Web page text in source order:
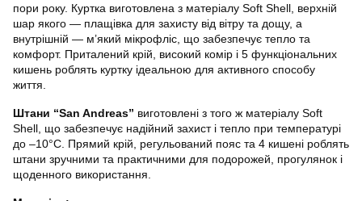
пори року. Куртка виготовлена з матеріалу Soft Shell, верхній
шар якого — плащівка для захисту від вітру та дощу, а
внутрішній — м’який мікрофліс, що забезпечує тепло та
комфорт. Приталений крій, високий комір і 5 функціональних
кишень роблять куртку ідеальною для активного способу
життя.
Штани “San Andreas” виготовлені з того ж матеріалу Soft
Shell, що забезпечує надійний захист і тепло при температурі
до –10°C. Прямий крій, регульований пояс та 4 кишені роблять
штани зручними та практичними для подорожей, прогулянок і
щоденного використання.